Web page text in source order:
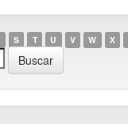
S T U V W X